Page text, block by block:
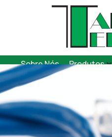
Sobre Nós Produtos